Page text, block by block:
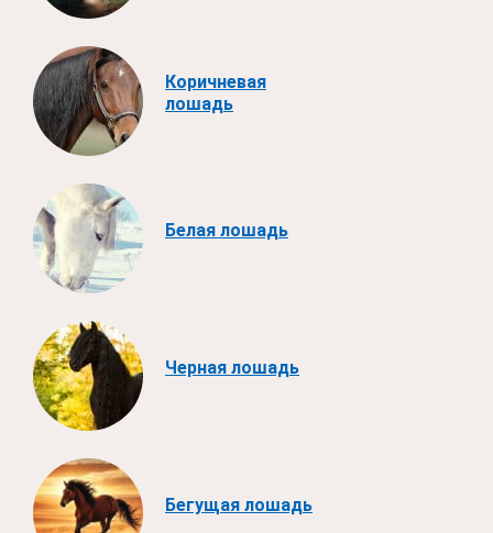
Коричневая
лошадь
Белая лошадь
Черная лошадь
Бегущая лошадь